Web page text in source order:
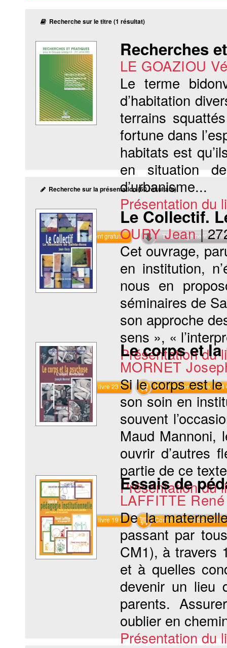
Recherche sur le titre (1 résultat)
Recherches
LE GOAZIOU
Le terme
d’habitation
terrains
fortune dans
habitats est
en situation
d’urbanisme...
Présentation du
Téléchargement gratuit Téléchargement
Recherche sur la présentation (60 résultats)
Le Collectif.
OURY Jean |
Cet ouvrage,
en institution,
nous en
séminaires de
son approche
sens », «
Présentation du
Commander le livre 23 € Commander l'Ebook 11.4
Le corps et
MORNET
Si le corps est
son soin en
souvent
Maud Mannoni,
ouvrir d’autres
partie de ce
Présentation du
Commander le livre 19 € Commander l'Ebook 9.4 €
Essais de
LAFFITTE René
De la
passant par
CM1), à travers
et à quelles
devenir un lieu
parents.
oublier en
Présentation du